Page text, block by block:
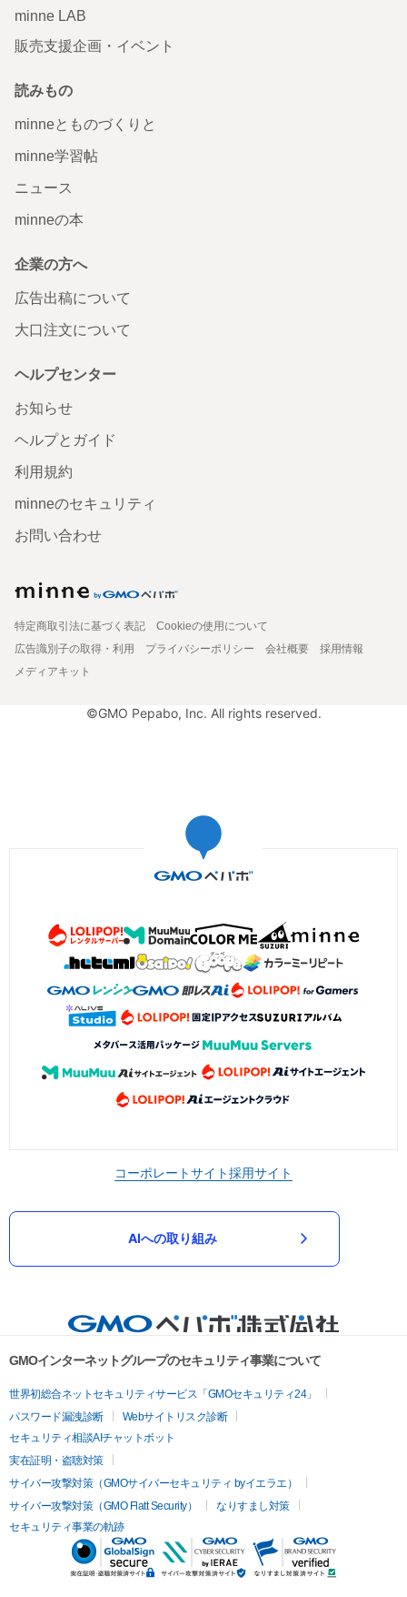
minne LAB
販売支援企画・イベント
読みもの
minneとものづくりと
minne学習帖
ニュース
minneの本
企業の方へ
広告出稿について
大口注文について
ヘルプセンター
お知らせ
ヘルプとガイド
利用規約
minneのセキュリティ
お問い合わせ
特定商取引法に基づく表記
Cookieの使用について
広告識別子の取得・利用
プライバシーポリシー 会社概要
採用情報
メディアキット
©GMO Pepabo, Inc. All rights reserved.
コーポレートサイト採用サイト
AIへの取り組み
GMOインターネットグループのセキュリティ事業について
世界初総合ネットセキュリティサービス「GMOセキュリティ24」
パスワード漏洩診断
Webサイトリスク診断
セキュリティ相談AIチャットボット
実在証明・盗聴対策
サイバー攻撃対策（GMOサイバーセキュリティ byイエラエ）
サイバー攻撃対策（GMO Flatt Security）
なりすまし対策
セキュリティ事業の軌跡